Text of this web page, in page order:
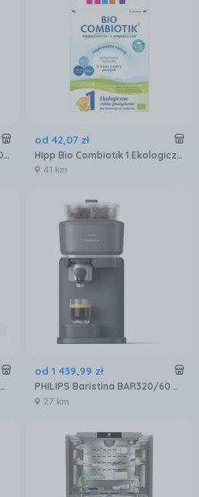
Google Pixel 10 5G 12/256GB Obsydian
od 42,07 zł
Hipp Bio Combiotik 1 Ekologiczne mleko początkowe 550g
41 km
Ekspres PHILIPS 8000 LatteGo Pro EP8757/12
od 1 439,99 zł
PHILIPS Baristina BAR320/60 Podwójny pojemnik na ziarna czarny
27 km